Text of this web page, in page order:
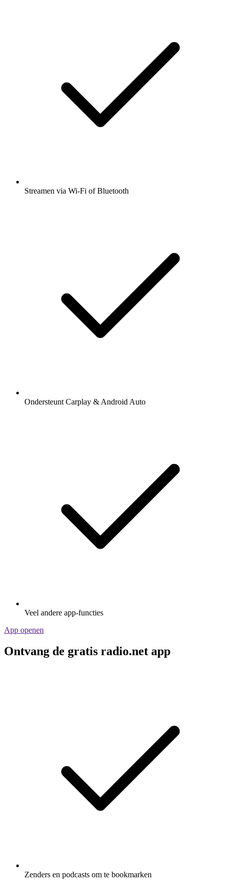
Streamen via Wi-Fi of Bluetooth
Ondersteunt Carplay & Android Auto
Veel andere app-functies
App openen
Ontvang de gratis radio.net app
Zenders en podcasts om te bookmarken